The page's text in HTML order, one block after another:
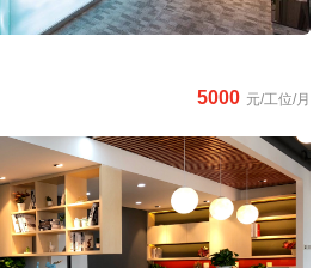
5000 元/工位/月